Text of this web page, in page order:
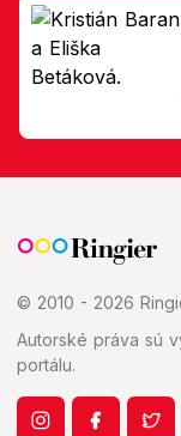
© 2010 - 2026
Autorské práva sú
portálu.